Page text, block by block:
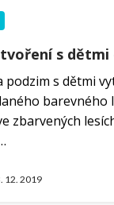
s dětmi
podzim s dětmi
barevného
zbarvených
12. 2019